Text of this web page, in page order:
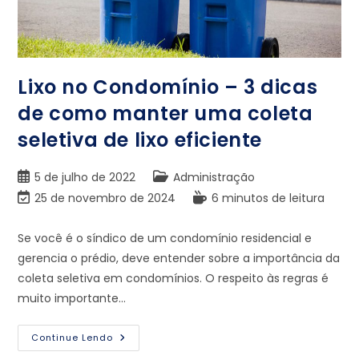
Lixo no Condomínio – 3 dicas
de como manter uma coleta
seletiva de lixo eficiente
5 de julho de 2022
Administração
25 de novembro de 2024
6 minutos de leitura
Se você é o síndico de um condomínio residencial e
gerencia o prédio, deve entender sobre a importância da
coleta seletiva em condomínios. O respeito às regras é
muito importante…
Continue Lendo